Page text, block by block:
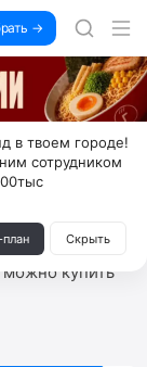
→
дома ни
каждый месяц
купить
в твоем городе!
сотрудником
Скрыть